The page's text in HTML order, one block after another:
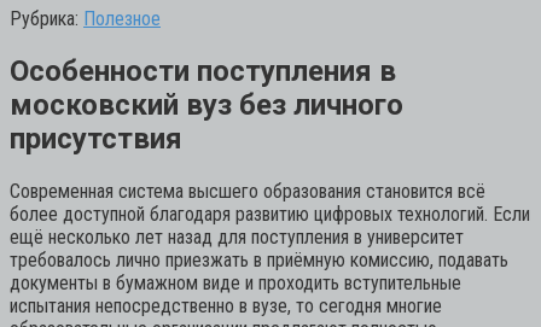
Рубрика: Полезное
Особенности поступления в
московский вуз без личного
присутствия
Современная система высшего образования становится всё
более доступной благодаря развитию цифровых технологий. Если
ещё несколько лет назад для поступления в университет
требовалось лично приезжать в приёмную комиссию, подавать
документы в бумажном виде и проходить вступительные
испытания непосредственно в вузе, то сегодня многие